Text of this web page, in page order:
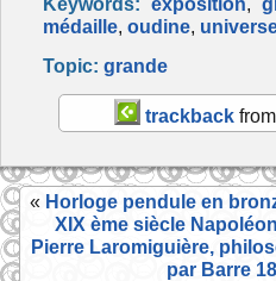
c
e
b
o
o
k
itt
er
ai
médaille, oudine,
Topic: grande
trackback
« Horloge pendule en
XIX ème siècle Napoléon
Pierre Laromiguière,
par Barre